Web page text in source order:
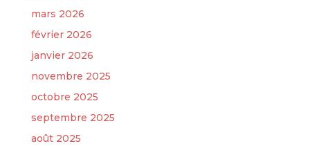
mars 2026
février 2026
janvier 2026
novembre 2025
octobre 2025
septembre 2025
août 2025